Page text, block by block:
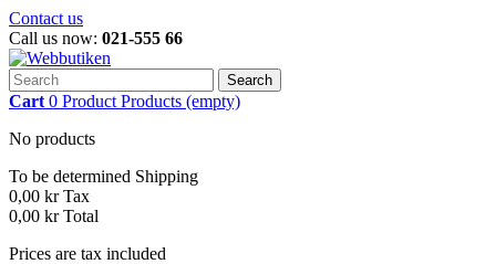
Contact us
Call us now: 021-555 66
Search
Cart 0 Product Products (empty)
No products
To be determined Shipping
0,00 kr Tax
0,00 kr Total
Prices are tax included